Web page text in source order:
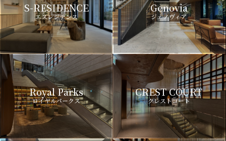
S-RESIDENCE
エスレジデンス
Genovia
ジェノヴィア
Royal Parks
ロイヤルパークス
CREST COURT
クレストコート